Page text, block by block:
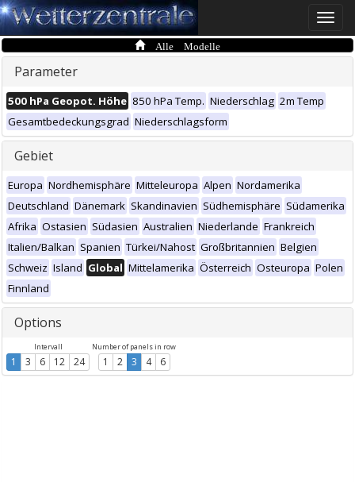
Toggle
Alle Modelle
Parameter
500 hPa Geopot. Höhe 850 hPa Temp. Niederschlag 2m Temp
Gesamtbedeckungsgrad Niederschlagsform
Gebiet
Europa Nordhemisphäre Mitteleuropa Alpen Nordamerika
Deutschland Dänemark Skandinavien Südhemisphäre Südamerika
Afrika Ostasien Südasien Australien Niederlande Frankreich
Italien/Balkan Spanien Türkei/Nahost Großbritannien Belgien
Schweiz Island Global Mittelamerika Österreich Osteuropa Polen
Finnland
Options
Intervall
1 3 6 12 24
Number of panels in row
1 2 3 4 6